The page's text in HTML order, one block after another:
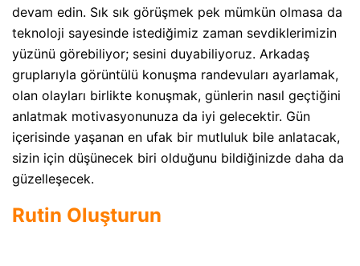
devam edin. Sık sık görüşmek pek mümkün olmasa da
teknoloji sayesinde istediğimiz zaman sevdiklerimizin
yüzünü görebiliyor; sesini duyabiliyoruz. Arkadaş
gruplarıyla görüntülü konuşma randevuları ayarlamak,
olan olayları birlikte konuşmak, günlerin nasıl geçtiğini
anlatmak motivasyonunuza da iyi gelecektir. Gün
içerisinde yaşanan en ufak bir mutluluk bile anlatacak,
sizin için düşünecek biri olduğunu bildiğinizde daha da
güzelleşecek.
Rutin Oluşturun